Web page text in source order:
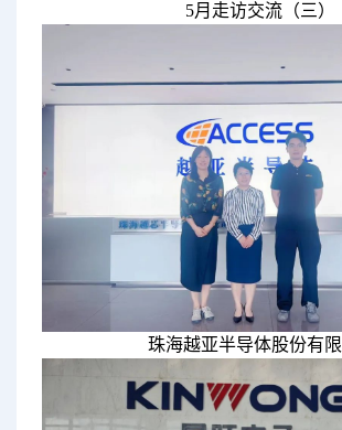
5月走访交流（三）
珠海越亚半导体股份有